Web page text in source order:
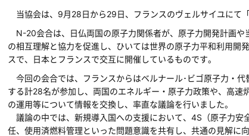
当協会は、9月28日から29日、フランスのヴェルサイユにて
N-20会合は、日仏両国の原子力関係者が、原子力開発計画や
の相互理解と協力を促進し、ひいては世界の原子力平和利用開
スで、日本とフランスで交互に開催しているものです。
今回の会合では、フランスからはベルナール･ビゴ原子力・
する計28名が参加し、両国のエネルギー・原子力政策や、高
の運用等について情報を交換し、率直な議論を行いました。
議論の中では、新規導入国への支援において、4S（原子力安
任、使用済燃料管理といった問題意識を共有し、共通の見解に